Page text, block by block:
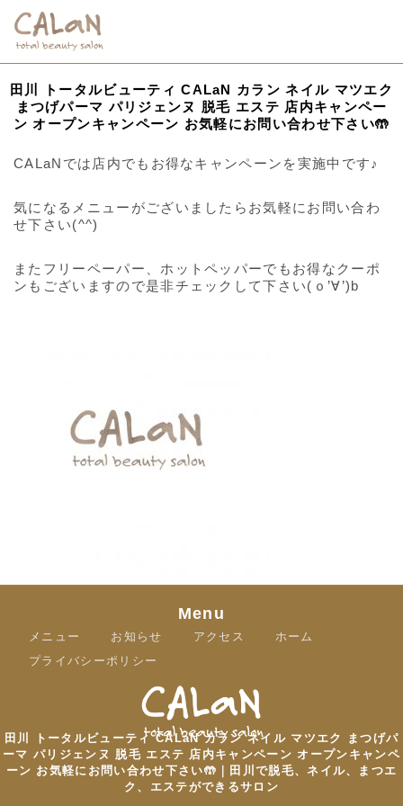
田川 トータルビューティ CALaN カラン ネイル マツエク まつげパ
ーマ パリジェンヌ 脱毛 エステ 店内キャンペーン オープンキャンペ
ーン お気軽にお問い合わせ下さい🤲｜田川で脱毛、ネイル、まつエ
ク、エステができるサロン
田川 トータルビューティ CALaN カラン ネイル マツエク
まつげパーマ パリジェンヌ 脱毛 エステ 店内キャンペー
ン オープンキャンペーン お気軽にお問い合わせ下さい🤲
CALaNでは店内でもお得なキャンペーンを実施中です♪
気になるメニューがございましたらお気軽にお問い合わ
せ下さい(^^)
またフリーペーパー、ホットペッパーでもお得なクーポ
ンもございますので是非チェックして下さい(ｏ’∀’)b
Menu
メニュー お知らせ アクセス
ホーム
プライバシーポリシー